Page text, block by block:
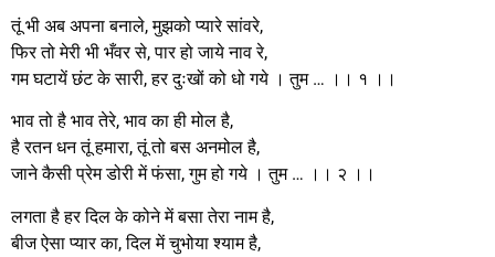
तूं भी अब अपना बनाले, मुझको प्यारे सांवरे,
फिर तो मेरी भी भँवर से, पार हो जाये नाव रे,
गम घटायें छंट के सारी, हर दुःखों को धो गये । तुम … ।। १ ।।
भाव तो है भाव तेरे, भाव का ही मोल है,
है रतन धन तूं हमारा, तूं तो बस अनमोल है,
जाने कैसी प्रेम डोरी में फंसा, गुम हो गये । तुम … ।। २ ।।
लगता है हर दिल के कोने में बसा तेरा नाम है,
बीज ऐसा प्यार का, दिल में चुभोया श्याम है,